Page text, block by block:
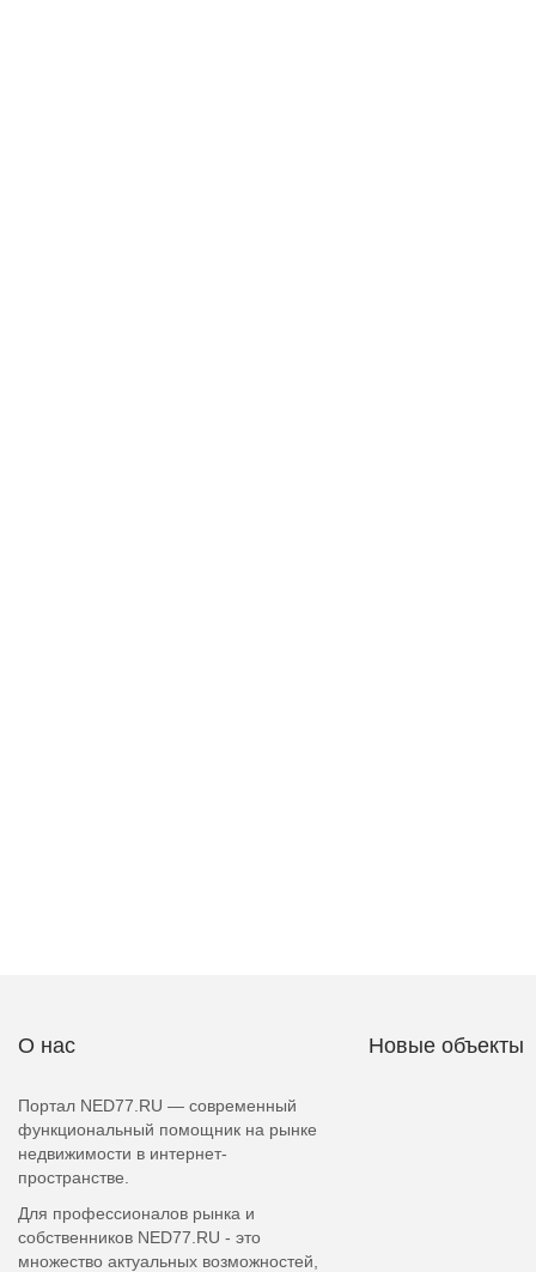
О нас
Портал NED77.RU — современный
функциональный помощник на рынке
недвижимости в интернет-
пространстве.
Для профессионалов рынка и
собственников NED77.RU - это
множество актуальных возможностей,
Новые объекты